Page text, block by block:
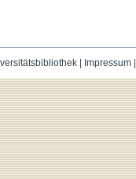
| Impressum|